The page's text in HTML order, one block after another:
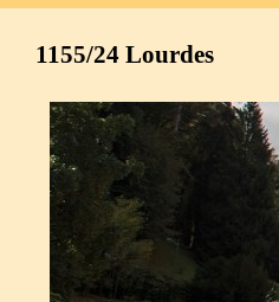
1155/24 Lourdes